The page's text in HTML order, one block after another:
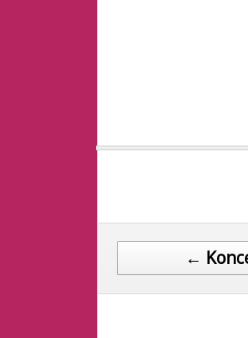
Post ←